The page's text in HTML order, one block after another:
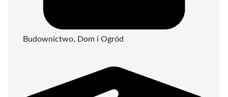
Budownictwo, Dom i Ogród